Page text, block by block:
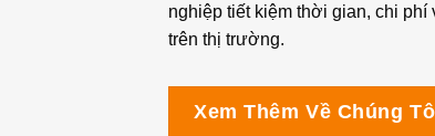
nghiệp tiết kiệm thời gian, chi
trên thị trường.
Xem Thêm Về Chúng